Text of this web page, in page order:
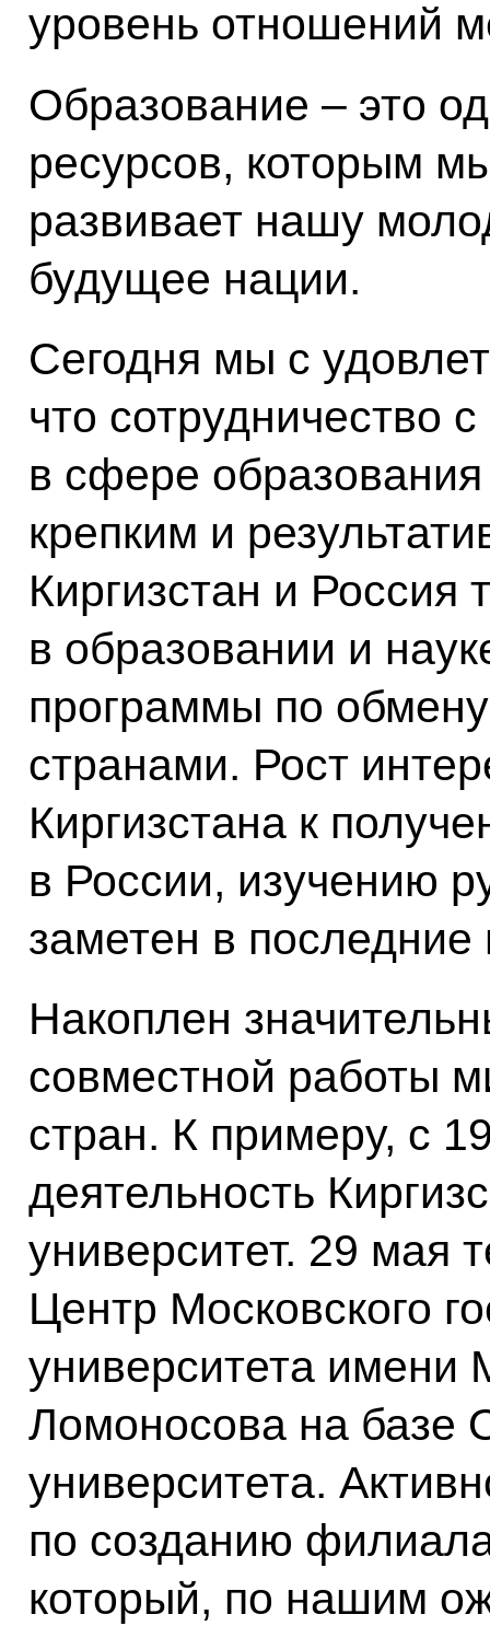
уровень отношений
Образование ‒ это
ресурсов, которым
развивает нашу
будущее нации.
Сегодня мы с
что сотрудничество
в сфере
крепким и
Киргизстан и Россия
в образовании и
программы по
странами. Рост
Киргизстана к
в России, изучению
заметен в последние
Накоплен
совместной работы
стран. К примеру, с
деятельность
университет. 29 мая
Центр Московского
университета имени
Ломоносова на базе
университета.
по созданию
который, по нашим